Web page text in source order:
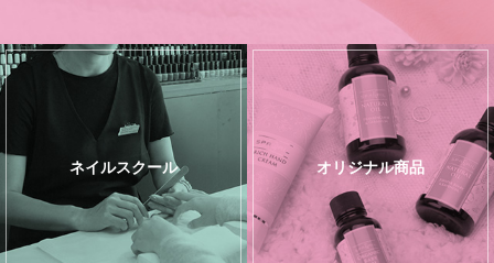
ネイルスクール オリジナル商品